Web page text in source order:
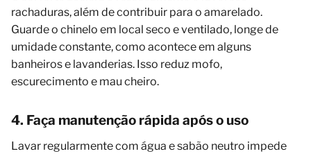
rachaduras, além de contribuir para o amarelado.
Guarde o chinelo em local seco e ventilado, longe de
umidade constante, como acontece em alguns
banheiros e lavanderias. Isso reduz mofo,
escurecimento e mau cheiro.
4. Faça manutenção rápida após o uso
Lavar regularmente com água e sabão neutro impede